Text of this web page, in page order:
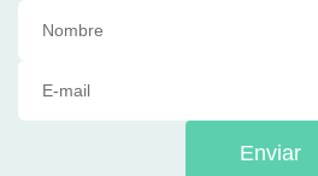
Enviar